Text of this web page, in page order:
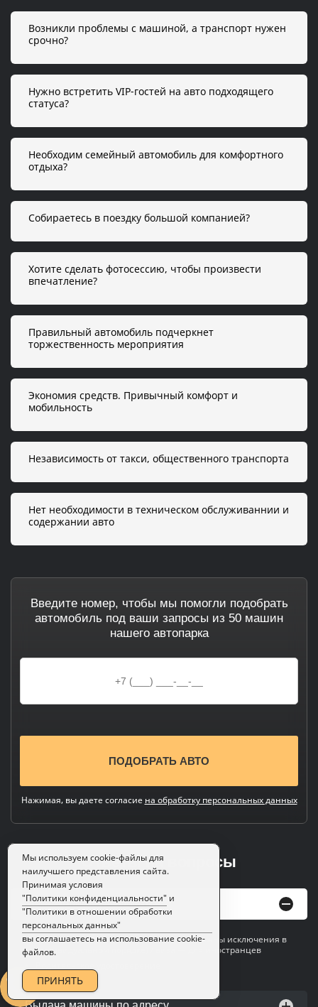
Возникли проблемы с машиной, а транспорт нужен
срочно?
Нужно встретить VIP-гостей на авто подходящего
статуса?
Необходим семейный автомобиль для комфортного
отдыха?
Собираетесь в поездку большой компанией?
Хотите сделать фотосессию, чтобы произвести
впечатление?
Правильный автомобиль подчеркнет
торжественность мероприятия
Экономия средств. Привычный комфорт и
мобильность
Независимость от такси, общественного транспорта
Нет необходимости в техническом обслуживаннии и
содержании авто
Введите номер, чтобы мы помогли подобрать
автомобиль под ваши запросы из 50 машин
нашего автопарка
Нажимая, вы даете согласие на обработку персональных данных
Ответы на вопросы
Необходимые документы
Паспорт с постоянной пропиской (возможны исключения в
индивидуальном порядке) / виза — для иностранцев
Мы используем cookie-файлы для
наилучшего представления сайта.
Принимая условия
"Политики конфиденциальности" и
"Политики в отношении обработки
персональных данных"
вы соглашаетесь на использование cookie-
файлов.
ПРИНЯТЬ